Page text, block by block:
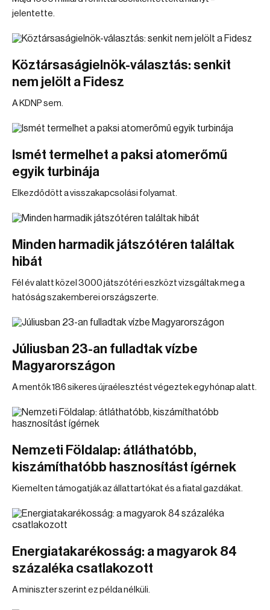
jelentette.
Köztársaságielnök-választás: senkit
nem jelölt a Fidesz
A KDNP sem.
Ismét termelhet a paksi atomerőmű
egyik turbinája
Elkezdődött a visszakapcsolási folyamat.
Minden harmadik játszótéren találtak
hibát
Fél év alatt közel 3000 játszótéri eszközt vizsgáltak meg a
hatóság szakemberei országszerte.
Júliusban 23-an fulladtak vízbe
Magyarországon
A mentők 186 sikeres újraélesztést végeztek egy hónap alatt.
Nemzeti Földalap: átláthatóbb,
kiszámíthatóbb hasznosítást ígérnek
Kiemelten támogatják az állattartókat és a fiatal gazdákat.
Energiatakarékosság: a magyarok 84
százaléka csatlakozott
A miniszter szerint ez példa nélküli.